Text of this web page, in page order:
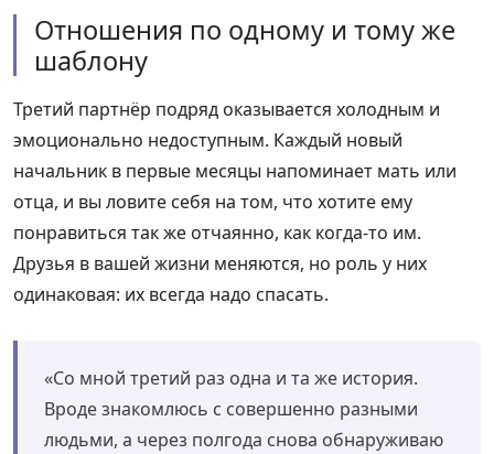
Отношения по одному и тому же
шаблону
Третий партнёр подряд оказывается холодным и
эмоционально недоступным. Каждый новый
начальник в первые месяцы напоминает мать или
отца, и вы ловите себя на том, что хотите ему
понравиться так же отчаянно, как когда-то им.
Друзья в вашей жизни меняются, но роль у них
одинаковая: их всегда надо спасать.
«Со мной третий раз одна и та же история.
Вроде знакомлюсь с совершенно разными
людьми, а через полгода снова обнаруживаю